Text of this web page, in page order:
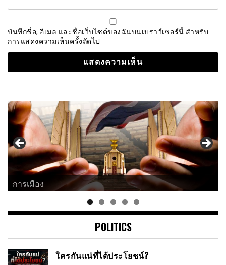
บันทึกชื่อ, อีเมล และชื่อเว็บไซต์ของฉันบนเบราว์เซอร์นี้ สำหรับ
การแสดงความเห็นครั้งถัดไป
การเมือง
POLITICS
ใครกันแน่ที่ได้ประโยชน์?